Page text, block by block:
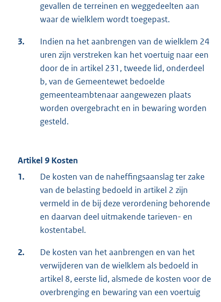
gevallen de terreinen en weggedeelten aan
waar de wielklem wordt toegepast.
3.
Indien na het aanbrengen van de wielklem 24
uren zijn verstreken kan het voertuig naar een
door de in artikel 231, tweede lid, onderdeel
b, van de Gemeentewet bedoelde
gemeenteambtenaar aangewezen plaats
worden overgebracht en in bewaring worden
gesteld.
Artikel 9 Kosten
1.
De kosten van de naheffingsaanslag ter zake
van de belasting bedoeld in artikel 2 zijn
vermeld in de bij deze verordening behorende
en daarvan deel uitmakende tarieven- en
kostentabel.
2.
De kosten van het aanbrengen en van het
verwijderen van de wielklem als bedoeld in
artikel 8, eerste lid, alsmede de kosten voor de
overbrenging en bewaring van een voertuig